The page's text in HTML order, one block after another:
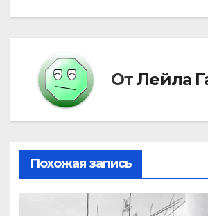
записям
ОтЛейла
Похожая запись